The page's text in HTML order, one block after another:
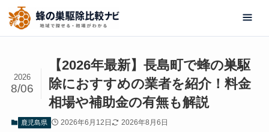
【2026年最新】長島町で蜂の巣駆
除におすすめの業者を紹介！料金
相場や補助金の有無も解説
2026
8/06
鹿児島県 2026年6月12日 2026年8月6日